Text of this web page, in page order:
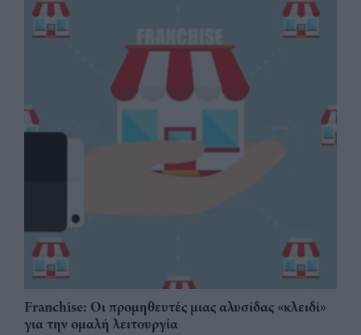
Franchise: Οι προμηθευτές μιας αλυσίδας «κλειδί»
για την ομαλή λειτουργία